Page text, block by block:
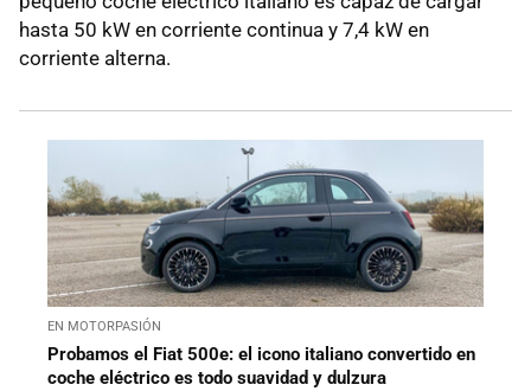
hasta 50 kW en corriente continua y 7,4 kW en
corriente alterna.
EN MOTORPASIÓN
Probamos el Fiat 500e: el icono italiano convertido en
coche eléctrico es todo suavidad y dulzura